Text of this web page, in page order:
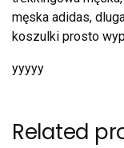
męska adidas,
koszulki prosto
yyyyy
Related